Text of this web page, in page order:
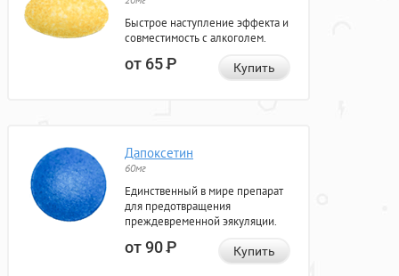
Быстрое наступление эффекта и
совместимость с алкоголем.
от 65Р Купить
Дапоксетин
60мг
Единственный в мире препарат
для предотвращения
преждевременной эякуляции.
от 90Р Купить